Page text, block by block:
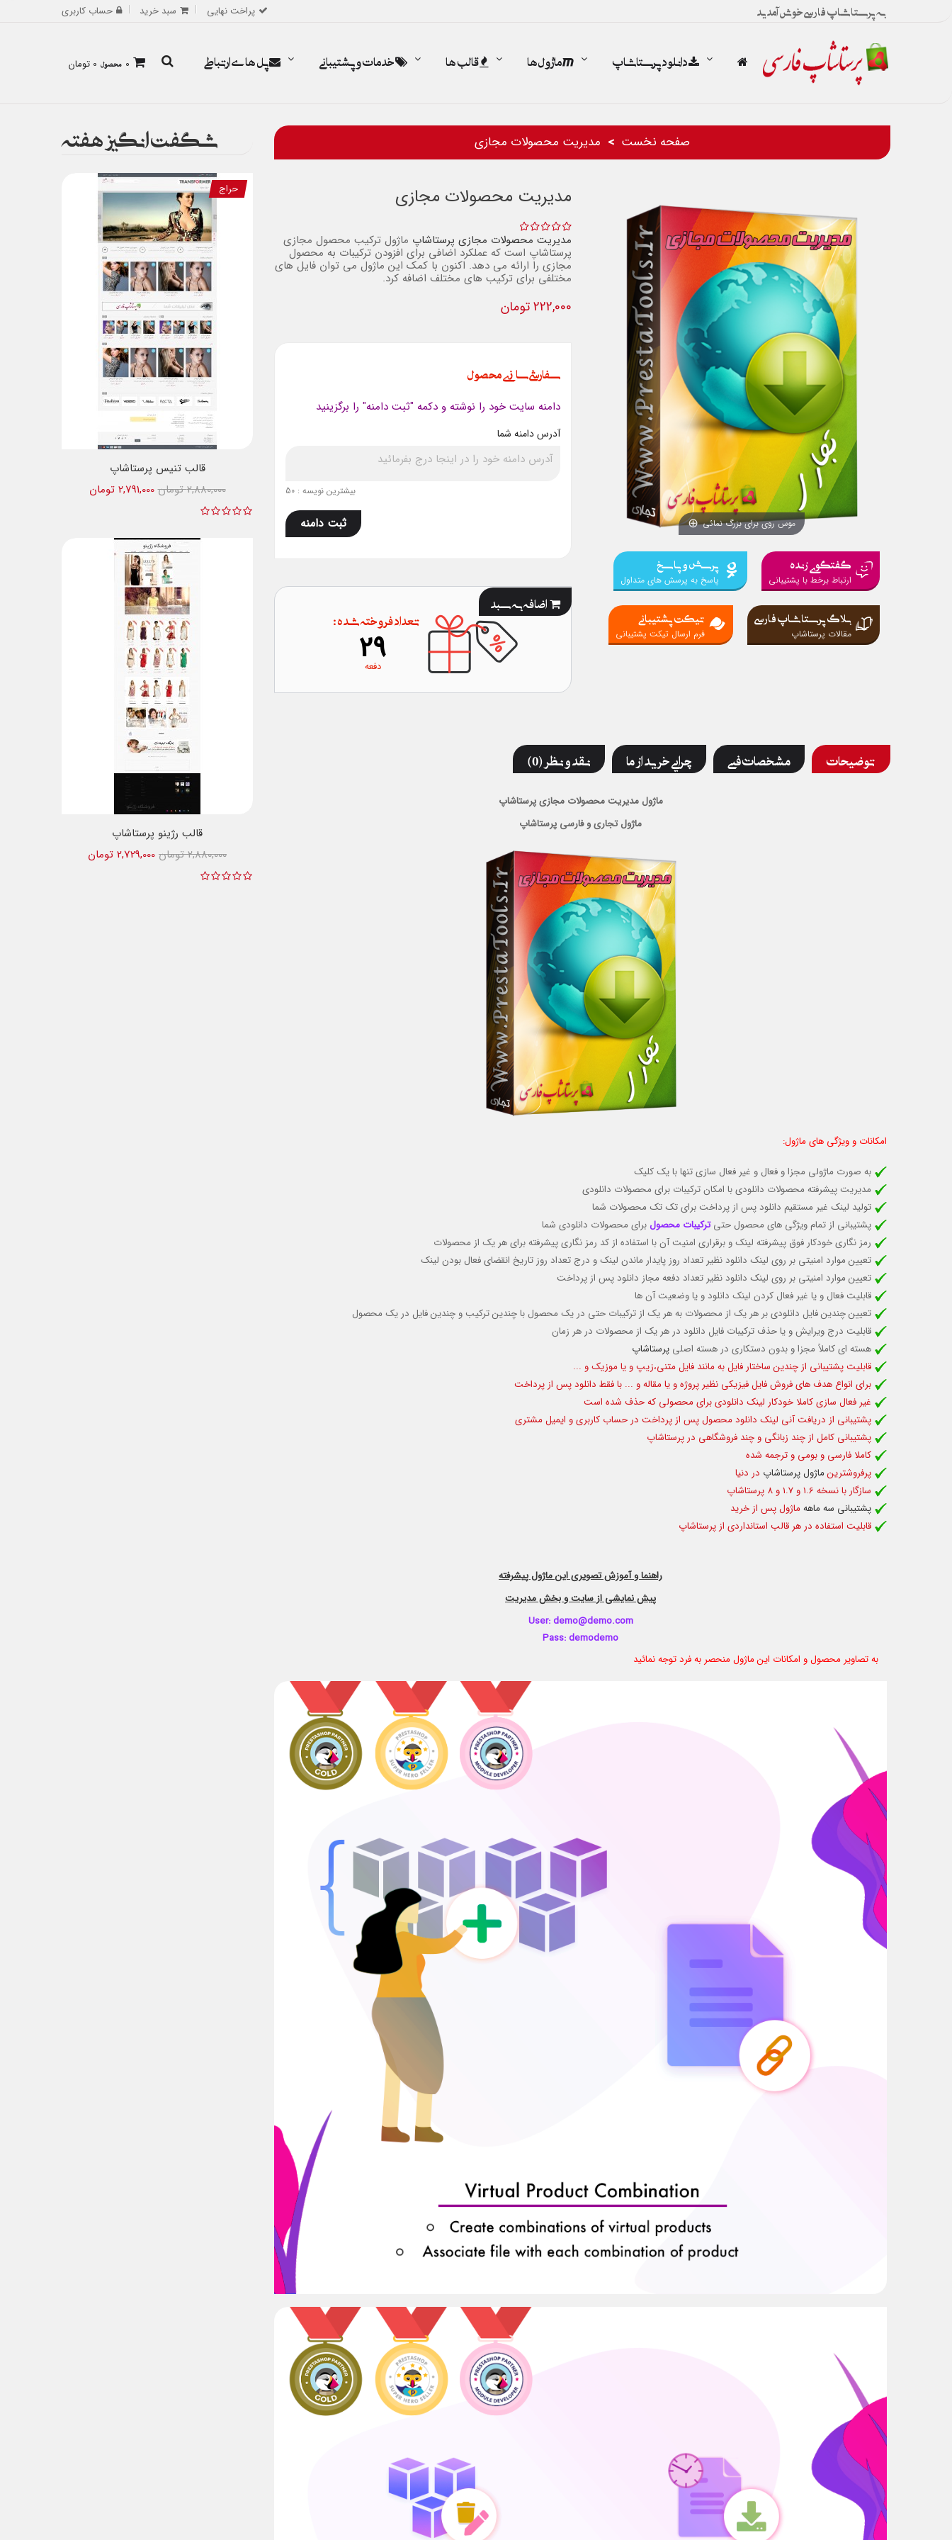
به پرستاشاپ فارسی خوش آمدید پراخت نهایی سبد خرید حساب کاربری
0 محصول 0 تومان دانلود پرستاشاپ ماژول ها قالب ها خدمات و پشتیبانی پل های ارتباطی
صفحه نخست مدیریت محصولات مجازی
موس روی برای بزرگ نمائی
گفتگوی زنده
ارتباط برخط با پشتیبانی
پرسش و پاسخ
پاسخ به پرسش های متداول
بلاگ پرستاشاپ فارسی
مقالات پرستاشاپ
تیکت پشتیبانی
فرم ارسال تیکت پشتیبانی
مدیریت محصولات مجازی
مدیریت محصولات مجازی پرستاشاپ ماژول ترکیب محصول مجازی
پرستاشاپ است که عملکرد اضافی برای افزودن ترکیبات به محصول
مجازی را ارائه می دهد. اکنون با کمک این ماژول می توان فایل های
مختلفی برای ترکیب های مختلف اضافه کرد.
222,000 تومان
سفارشی سازی محصول
دامنه سایت خود را نوشته و دکمه "ثبت دامنه" را برگزینید
آدرس دامنه شما
بیشترین نویسه : 50
ثبت دامنه
اضافه به سبد
تعداد فروخته شده :
29
دفعه
توضیحات مشخصات فنی چرایی خرید از ما نقد و نظر (0)
ماژول مدیریت محصولات مجازی پرستاشاپ
ماژول تجاری و فارسی پرستاشاپ
امکانات و ویژگی های ماژول:
به صورت ماژولی مجزا و فعال و غیر فعال سازی تنها با یک کلیک
مدیریت پیشرفته محصولات دانلودی با امکان ترکیبات برای محصولات دانلودی
تولید لینک غیر مستقیم دانلود پس از پرداخت برایتک تک محصولات شما
پشتیبانی از تمام ویژگی های محصول حتیترکیبات محصولبرای محصولات دانلودی شما
رمز نگاری خودکار فوق پیشرفته لینک و برقراری امنیت آن با استفاده از کد رمز نگاری پیشرفتهبرای هر یک از محصولات
تعیین موارد امنیتی بر روی لینک دانلود نظیر تعداد روز پایدار ماندن لینک و درج تعداد روز تاریخ انقضای فعال بودن لینک
تعیین موارد امنیتی بر روی لینک دانلود نظیر تعداد دفعه مجاز دانلود پس از پرداخت
قابلیت فعال و یا غیر فعال کردن لینک دانلود و یا وضعیت آن ها
تعیین چندین فایل دانلودی بر هر یک از محصولات به هر یک از ترکیبات حتی در یک محصول با چندین ترکیب و چندین فایل در یک محصول
قابلیت درج ویرایش و یا حذف ترکیبات فایل دانلود در هر یک از محصولات در هر زمان
هسته ای کاملاً مجزا و بدون دستکاری در هسته اصلی پرستاشاپ
قابلیت پشتیبانی از چندین ساختار فایل به مانند فایل متنی،زیپ و یا موزیک و ...
برای انواع هدف های فروش فایل فیزیکی نظیر پروژه و یا مقاله و ... با فقط دانلود پس از پرداخت
غیر فعال سازی کاملا خودکار لینک دانلودی برای محصولی که حذف شده است
پشتیبانی از دریافت آنی لینک دانلود محصول پس از پرداخت در حساب کاربری و ایمیل مشتری
پشتیبانی کامل از چند زبانگی و چند فروشگاهی در پرستاشاپ
کاملا فارسی و بومی و ترجمه شده
پرفروشترینماژول پرستاشاپ در دنیا
سازگار با نسخه 1.6 و 1.7 و 8 پرستاشاپ
پشتیبانی سه ماههماژول پس از خرید
قابلیت استفاده در هر قالب استانداردی از پرستاشاپ
راهنما و آموزش تصویری این ماژول پیشرفته
پیش نمایشی از سایت و بخش مدیریت
User: demo@demo.com
Pass: demodemo
به تصاویر محصول و امکانات این ماژول منحصر به فرد توجه نمائید
شگفت انگیز هفته
حراج
قالب تنیس پرستاشاپ
2,791,000 تومان
2,880,000 تومان
قالب رژینو پرستاشاپ
2,729,000 تومان
2,880,000 تومان